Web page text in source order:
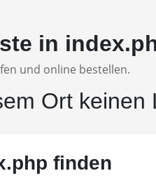
in
und online bestellen.
Ort keinen
finden